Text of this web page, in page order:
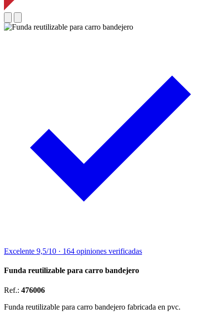
Excelente 9,5/10 · 164 opiniones verificadas
Funda reutilizable para carro bandejero
Ref.: 476006
Funda reutilizable para carro bandejero fabricada en pvc.